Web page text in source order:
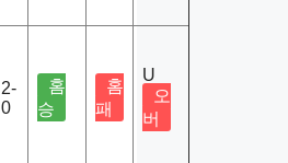
2-
0
홈
승
홈
패
U
오
버